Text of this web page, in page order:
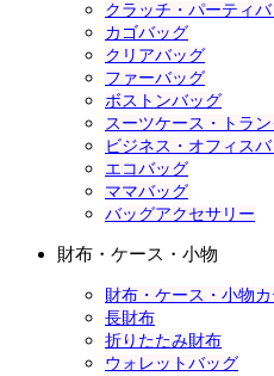
クラッチ・パーティ
カゴバッグ
クリアバッグ
ファーバッグ
ボストンバッグ
スーツケース・トラン
ビジネス・オフィス
エコバッグ
ママバッグ
バッグアクセサリー
財布・ケース・小物
財布・ケース・小物
長財布
折りたたみ財布
ウォレットバッグ